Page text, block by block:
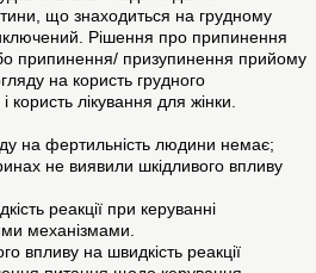
що знаходиться на грудному
Рішення про припинення
припинення/ призупинення прийому
на користь грудного
користь лікування для жінки.
на фертильність людини немає;
не виявили шкідливого впливу
реакції при керуванні
механізмами.
впливу на швидкість реакції